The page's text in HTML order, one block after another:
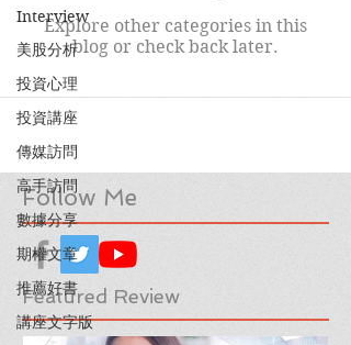
Follow Me
Interview
美股分析
投資心理
投資講座
傳媒訪問
高手訪問
數據分享
期權文章
推薦好書
講座文字版
Explore other categories in this
blog or check back later.
Featured Review